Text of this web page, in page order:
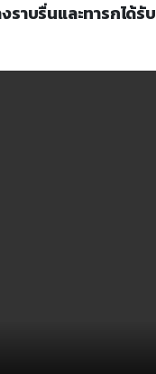
าบรื่นและทารกได้รั